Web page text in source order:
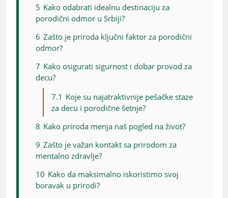
5 Kako odabrati idealnu destinaciju za
porodični odmor u Srbiji?
6 Zašto je priroda ključni faktor za porodični
odmor?
7 Kako osigurati sigurnost i dobar provod za
decu?
7.1 Koje su najatraktivnije pešačke staze
za decu i porodične šetnje?
8 Kako priroda menja naš pogled na život?
9 Zašto je važan kontakt sa prirodom za
mentalno zdravlje?
10 Kako da maksimalno iskoristimo svoj
boravak u prirodi?